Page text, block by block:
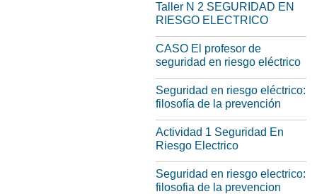
Taller N 2 SEGURIDAD EN
RIESGO ELECTRICO
CASO El profesor de
seguridad en riesgo eléctrico
Seguridad en riesgo eléctrico:
filosofía de la prevención
Actividad 1 Seguridad En
Riesgo Electrico
Seguridad en riesgo electrico:
filosofia de la prevencion